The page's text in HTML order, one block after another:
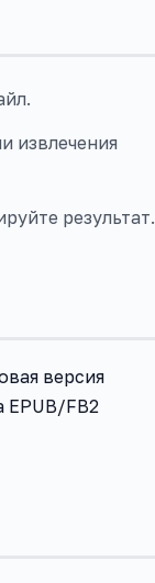
извлечения
результат.
версия
EPUB/FB2